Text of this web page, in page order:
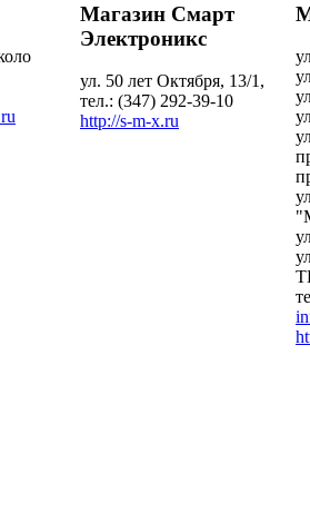
Магазин Смарт
Электроникс
ул. 50 лет Октября, 13/1,
тел.: (347) 292-39-10
http://s-m-x.ru